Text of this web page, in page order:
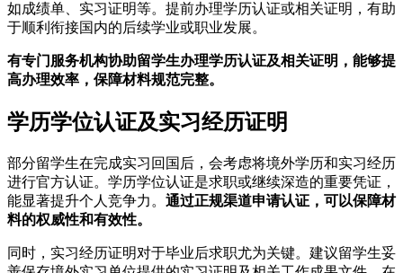
如成绩单、实习证明等。提前办理学历认证或相关证明，有助
于顺利衔接国内的后续学业或职业发展。
有专门服务机构协助留学生办理学历认证及相关证明，能够提
高办理效率，保障材料规范完整。
学历学位认证及实习经历证明
部分留学生在完成实习回国后，会考虑将境外学历和实习经历
进行官方认证。学历学位认证是求职或继续深造的重要凭证，
能显著提升个人竞争力。 通过正规渠道申请认证，可以保障材
料的权威性和有效性。
同时，实习经历证明对于毕业后求职尤为关键。建议留学生妥